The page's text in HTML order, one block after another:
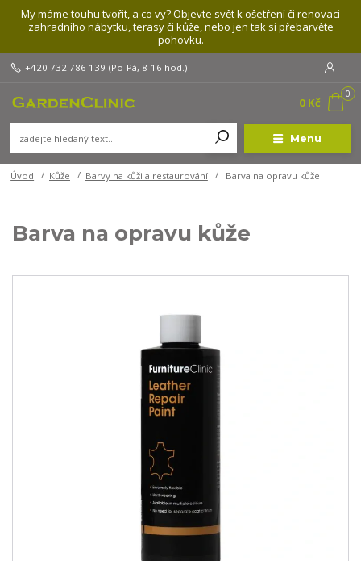
My máme touhu tvořit, a co vy? Objevte svět k ošetření či renovaci
zahradního nábytku, terasy či kůže, nebo jen tak si přebarvěte
pohovku.
Menu
+420 732 786 139 (Po-Pá, 8-16 hod.)
0
0 Kč
Úvod Kůže Barvy na kůži a restaurování Barva na opravu kůže
Barva na opravu kůže